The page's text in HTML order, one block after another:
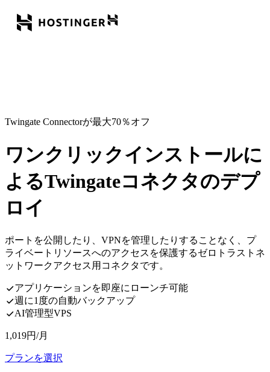
Twingate Connectorが最大70％オフ
ワンクリックインストールに
よるTwingateコネクタのデプ
ロイ
ポートを公開したり、VPNを管理したりすることなく、プ
ライベートリソースへのアクセスを保護するゼロトラストネ
ットワークアクセス用コネクタです。
アプリケーションを即座にローンチ可能
週に1度の自動バックアップ
AI管理型VPS
1,019円/月
プランを選択